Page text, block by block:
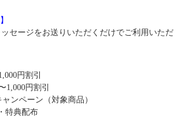
セージをお送りいただくだけでご利用いただ
円割引
1,000円割引
ンペーン（対象商品）
特典配布